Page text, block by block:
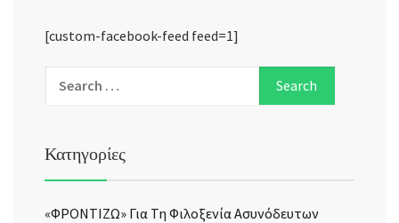
[custom-facebook-feed feed=1]
Κατηγορίες
«ΦΡΟΝΤΙΖΩ» Για Τη Φιλοξενία Ασυνόδευτων